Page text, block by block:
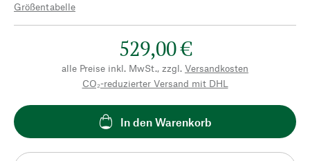
Größentabelle
529,00 €
alle Preise inkl. MwSt., zzgl. Versandkosten
CO₂-reduzierter Versand mit DHL
In den Warenkorb